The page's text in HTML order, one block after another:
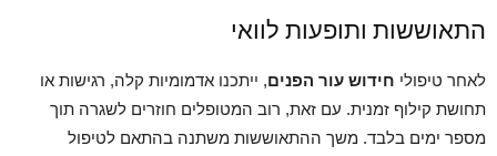
התאוששות ותופעות לוואי
לאחר טיפולי חידוש עור הפנים, ייתכנו אדמומיות קלה, רגישות או
תחושת קילוף זמנית. עם זאת, רוב המטופלים חוזרים לשגרה תוך
מספר ימים בלבד. משך ההתאוששות משתנה בהתאם לטיפול